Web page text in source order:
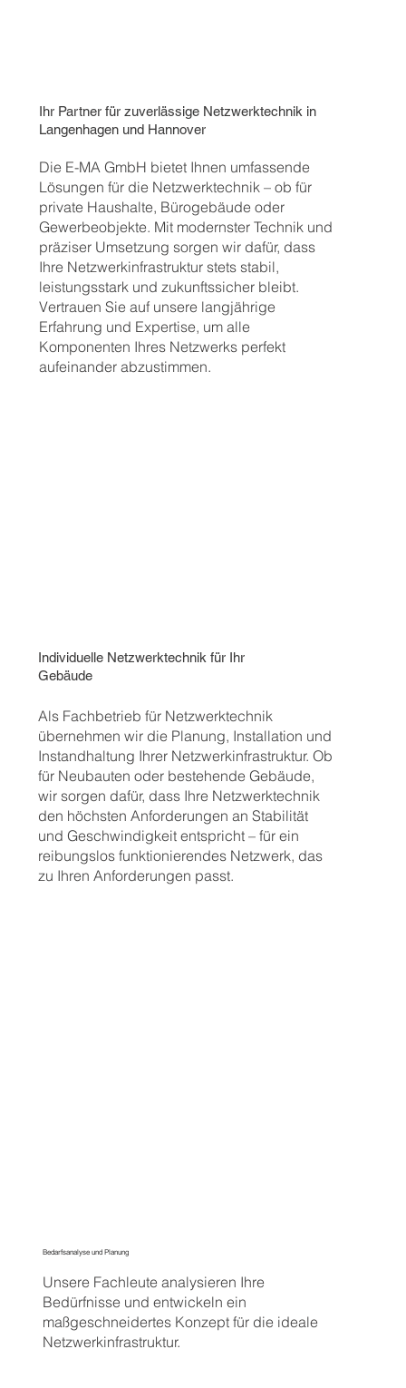
Ihr Partner für zuverlässige Netzwerktechnik in
Langenhagen und Hannover
Die E-MA GmbH bietet Ihnen umfassende
Lösungen für die Netzwerktechnik – ob für
private Haushalte, Bürogebäude oder
Gewerbeobjekte. Mit modernster Technik und
präziser Umsetzung sorgen wir dafür, dass
Ihre Netzwerkinfrastruktur stets stabil,
leistungsstark und zukunftssicher bleibt.
Vertrauen Sie auf unsere langjährige
Erfahrung und Expertise, um alle
Komponenten Ihres Netzwerks perfekt
aufeinander abzustimmen.
Individuelle Netzwerktechnik für Ihr
Gebäude
Als Fachbetrieb für Netzwerktechnik
übernehmen wir die Planung, Installation und
Instandhaltung Ihrer Netzwerkinfrastruktur. Ob
für Neubauten oder bestehende Gebäude,
wir sorgen dafür, dass Ihre Netzwerktechnik
den höchsten Anforderungen an Stabilität
und Geschwindigkeit entspricht – für ein
reibungslos funktionierendes Netzwerk, das
zu Ihren Anforderungen passt.
Bedarfsanalyse und Planung
Unsere Fachleute analysieren Ihre
Bedürfnisse und entwickeln ein
maßgeschneidertes Konzept für die ideale
Netzwerkinfrastruktur.